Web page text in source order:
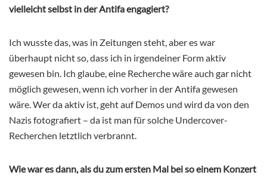
vielleicht selbst in der Antifa engagiert?
Ich wusste das, was in Zeitungen steht, aber es war
überhaupt nicht so, dass ich in irgendeiner Form aktiv
gewesen bin. Ich glaube, eine Recherche wäre auch gar nicht
möglich gewesen, wenn ich vorher in der Antifa gewesen
wäre. Wer da aktiv ist, geht auf Demos und wird da von den
Nazis fotografiert – da ist man für solche Undercover-
Recherchen letztlich verbrannt.
Wie war es dann, als du zum ersten Mal bei so einem Konzert